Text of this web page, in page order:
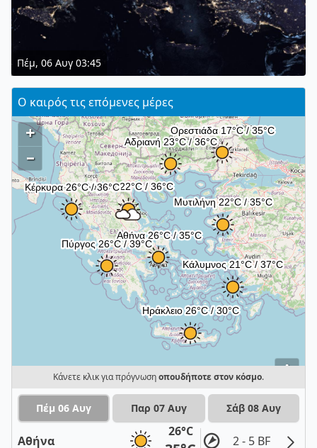
Πέμ, 06 Αυγ 03:45
Ο καιρός τις επόμενες μέρες
i
+
–
Κάνετε κλικ για πρόγνωσηοπουδήποτε στον κόσμο.
Πέμ 06 Αυγ Παρ 07 Αυγ Σάβ 08 Αυγ
Αθήνα
26°C
2 - 5 BF